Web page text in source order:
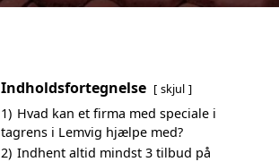
Indholdsfortegnelse skjul
1) Hvad kan et firma med speciale i
tagrens i Lemvig hjælpe med?
2) Indhent altid mindst 3 tilbud på